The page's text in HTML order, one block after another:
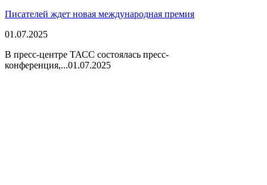
Писателей ждет новая международная премия
01.07.2025
В пресс-центре ТАСС состоялась пресс-
конференция,...01.07.2025